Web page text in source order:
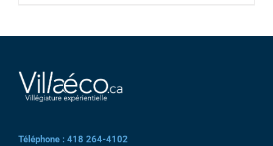
Téléphone : 418 264-4102